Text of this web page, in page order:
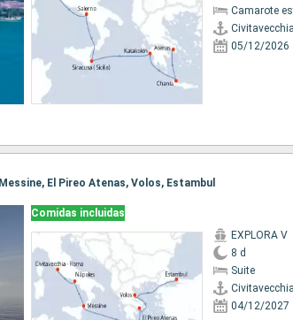
Camarote
05/12/2026
El Pireo Atenas, Volos, Estambul
Comidas incluidas
EXPLORA V
8 d
Suite
04/12/2027